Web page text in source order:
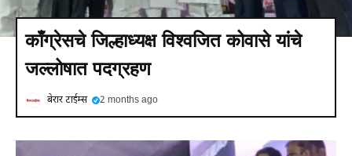
काँग्रेसचे जिल्हाध्यक्ष विश्वजित कोवासे यांचे
जल्लोषात पदग्रहण
बेरार टाईम्स 2 months ago